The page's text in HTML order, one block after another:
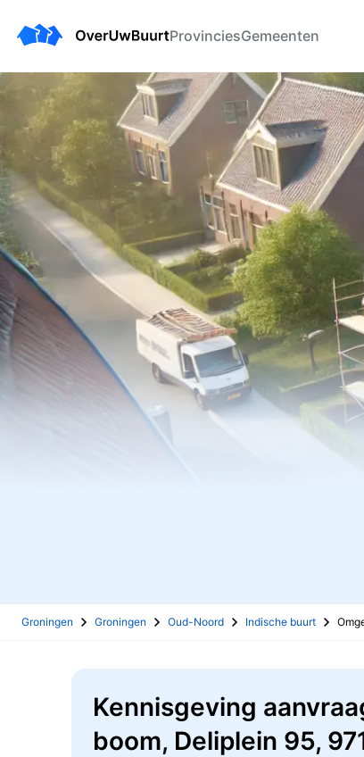
ProvinciesGemeenten
Groningen Groningen Oud-Noord Indische buurt
Kennisgeving
boom, Deliplein 95,